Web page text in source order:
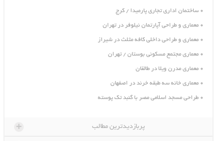
ساختمان اداری تجاری پارمیدا / کرج
معماری و طراحی آپارتمان نیلوفر در تهران
معماری و طراحی داخلی کافه مثلث در شیراز
معماری مجتمع مسکونی بوستان / تهران
معماری مدرن ویلا در طالقان
معماری خانه سه طبقه خرند در اصفهان
طراحی مسجد اسلامی مصر با گنبد تک پوسته
پربازدیدترین مطالب +